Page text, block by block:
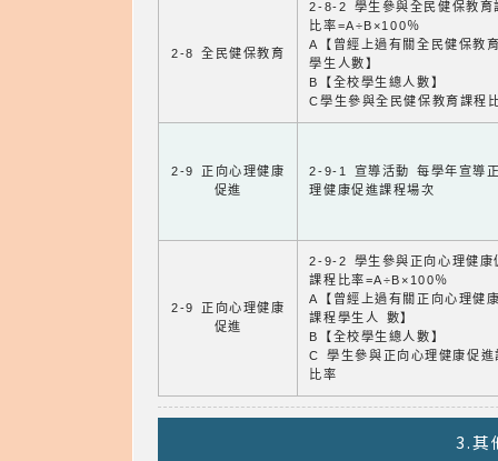
2-8 全民健保教育
2-8-2 學生參與全民健保教育
比率=A÷B×100％
A【曾經上過有關全民健保教
學生人數】
B【全校學生總人數】
C學生參與全民健保教育課程
2-9 正向心理健康
促進
2-9-1 宣導活動 每學年宣導
理健康促進課程場次
2-9 正向心理健康
促進
2-9-2 學生參與正向心理健康
課程比率=A÷B×100％
A【曾經上過有關正向心理健
課程學生人 數】
B【全校學生總人數】
C 學生參與正向心理健康促進
比率
3.其